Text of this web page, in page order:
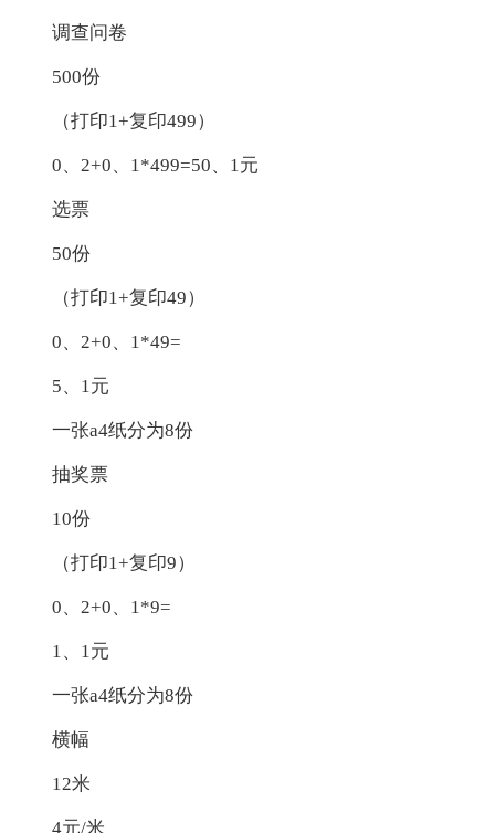
调查问卷
500份
（打印1+复印499）
0、2+0、1*499=50、1元
选票
50份
（打印1+复印49）
0、2+0、1*49=
5、1元
一张a4纸分为8份
抽奖票
10份
（打印1+复印9）
0、2+0、1*9=
1、1元
一张a4纸分为8份
横幅
12米
4元/米